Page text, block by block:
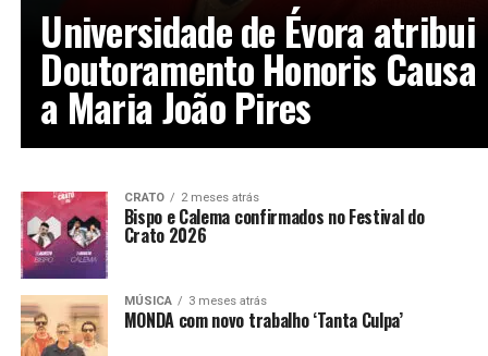
Universidade de Évora atribui
Doutoramento Honoris Causa
a Maria João Pires
CRATO 2 meses atrás
Bispo e Calema confirmados no Festival do
Crato 2026
MÚSICA 3 meses atrás
MONDA com novo trabalho ‘Tanta Culpa’